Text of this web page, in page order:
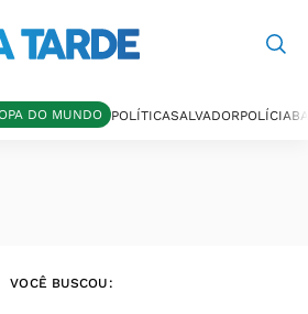
DO MUNDO POLÍTICASALVADORPOLÍCIA
VOCÊ BUSCOU: